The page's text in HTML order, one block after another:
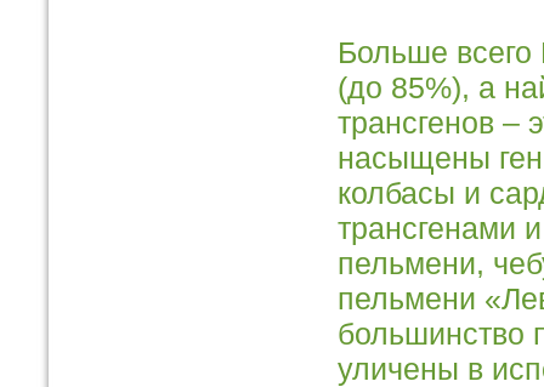
Больше
(до 85%), а
трансгенов –
насыщены
колбасы и
трансгенами
пельмени,
пельмени
большинство
уличены в